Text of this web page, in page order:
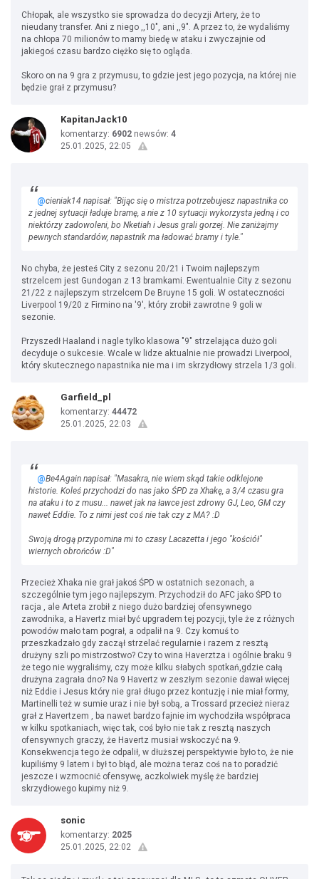
Chłopak, ale wszystko sie sprowadza do decyzji Artery, że to
nieudany transfer. Ani z niego ,,10", ani ,,9". A przez to, że wydaliśmy
na chłopa 70 milionów to mamy biedę w ataku i zwyczajnie od
jakiegoś czasu bardzo ciężko się to ogląda.
Skoro on na 9 gra z przymusu, to gdzie jest jego pozycja, na której nie
będzie grał z przymusu?
KapitanJack10
komentarzy: 6902 newsów: 4
25.01.2025, 22:05
@cieniak14 napisał: "Bijąc się o mistrza potrzebujesz napastnika co
z jednej sytuacji ładuje bramę, a nie z 10 sytuacji wykorzysta jedną i co
niektórzy zadowoleni, bo Nketiah i Jesus grali gorzej. Nie zaniżajmy
pewnych standardów, napastnik ma ładować bramy i tyle."
No chyba, że jesteś City z sezonu 20/21 i Twoim najlepszym
strzelcem jest Gundogan z 13 bramkami. Ewentualnie City z sezonu
21/22 z najlepszym strzelcem De Bruyne 15 goli. W ostateczności
Liverpool 19/20 z Firmino na '9', który zrobił zawrotne 9 goli w
sezonie.
Przyszedł Haaland i nagle tylko klasowa "9" strzelająca dużo goli
decyduje o sukcesie. Wcale w lidze aktualnie nie prowadzi Liverpool,
który skutecznego napastnika nie ma i im skrzydłowy strzela 1/3 goli.
Garfield_pl
komentarzy: 44472
25.01.2025, 22:03
@Be4Again napisał: "Masakra, nie wiem skąd takie odklejone
historie. Koleś przychodzi do nas jako ŚPD za Xhakę, a 3/4 czasu gra
na ataku i to z musu... nawet jak na ławce jest zdrowy GJ, Leo, GM czy
nawet Eddie. To z nimi jest coś nie tak czy z MA? :D
Swoją drogą przypomina mi to czasy Lacazetta i jego "kościół"
wiernych obrońców :D"
Przecież Xhaka nie grał jakoś ŚPD w ostatnich sezonach, a
szczególnie tym jego najlepszym. Przychodził do AFC jako ŚPD to
racja , ale Arteta zrobił z niego dużo bardziej ofensywnego
zawodnika, a Havertz miał być upgradem tej pozycji, tyle że z różnych
powodów mało tam pograł, a odpalił na 9. Czy komuś to
przeszkadzało gdy zaczął strzelać regularnie i razem z resztą
drużyny szli po mistrzostwo? Czy to wina Haverztza i ogólnie braku 9
że tego nie wygraliśmy, czy może kilku słabych spotkań,gdzie całą
drużyna zagrała dno? Na 9 Havertz w zeszłym sezonie dawał więcej
niż Eddie i Jesus który nie grał długo przez kontuzję i nie miał formy,
Martinelli też w sumie uraz i nie był sobą, a Trossard przecież nieraz
grał z Havertzem , ba nawet bardzo fajnie im wychodziła współpraca
w kilku spotkaniach, więc tak, coś było nie tak z resztą naszych
ofensywnych graczy, że Havertz musiał wskoczyć na 9.
Konsekwencja tego że odpalił, w dłuższej perspektywie było to, że nie
kupiliśmy 9 latem i był to błąd, ale można teraz coś na to poradzić
jeszcze i wzmocnić ofensywę, aczkolwiek myślę że bardziej
skrzydłowego kupimy niż 9.
sonic
komentarzy: 2025
25.01.2025, 22:02